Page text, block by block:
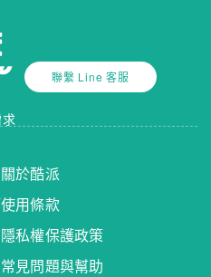
時房況與價格優惠。
聯繫 Line 客服
關於酷派
使用條款
隱私權保護政策
常見問題與幫助